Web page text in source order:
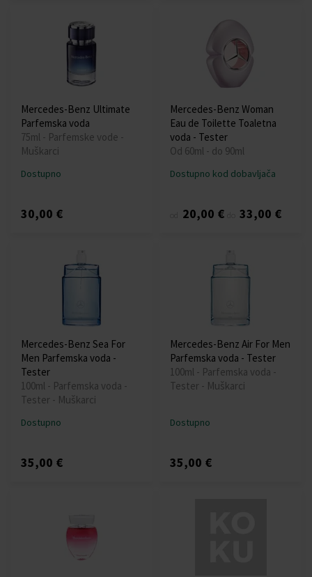
Mercedes-Benz Ultimate
Parfemska voda
75ml - Parfemske vode -
Muškarci
Dostupno
30,00 €
Mercedes-Benz Woman
Eau de Toilette Toaletna
voda - Tester
Od 60ml - do 90ml
Dostupno kod dobavljača
20,00 € 33,00 €
Mercedes-Benz Sea For
Men Parfemska voda -
Tester
100ml - Parfemska voda -
Tester - Muškarci
Dostupno
35,00 €
Mercedes-Benz Air For Men
Parfemska voda - Tester
100ml - Parfemska voda -
Tester - Muškarci
Dostupno
35,00 €